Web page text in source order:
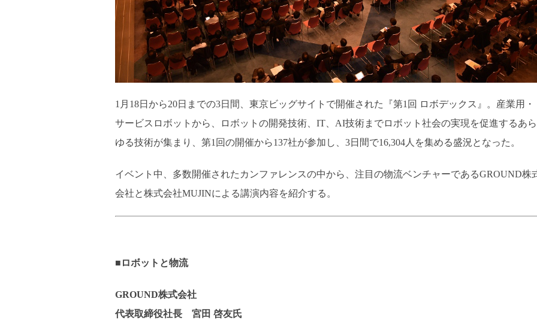
1月18日から20日までの3日間、東京ビッグサイトで開催された『第1回 ロボデックス』。産業用・
サービスロボットから、ロボットの開発技術、IT、AI技術までロボット社会の実現を促進するあら
ゆる技術が集まり、第1回の開催から137社が参加し、3日間で16,304人を集める盛況となった。
イベント中、多数開催されたカンファレンスの中から、注目の物流ベンチャーであるGROUND株
会社と株式会社MUJINによる講演内容を紹介する。
■ロボットと物流
GROUND株式会社
代表取締役社長 宮田 啓友氏